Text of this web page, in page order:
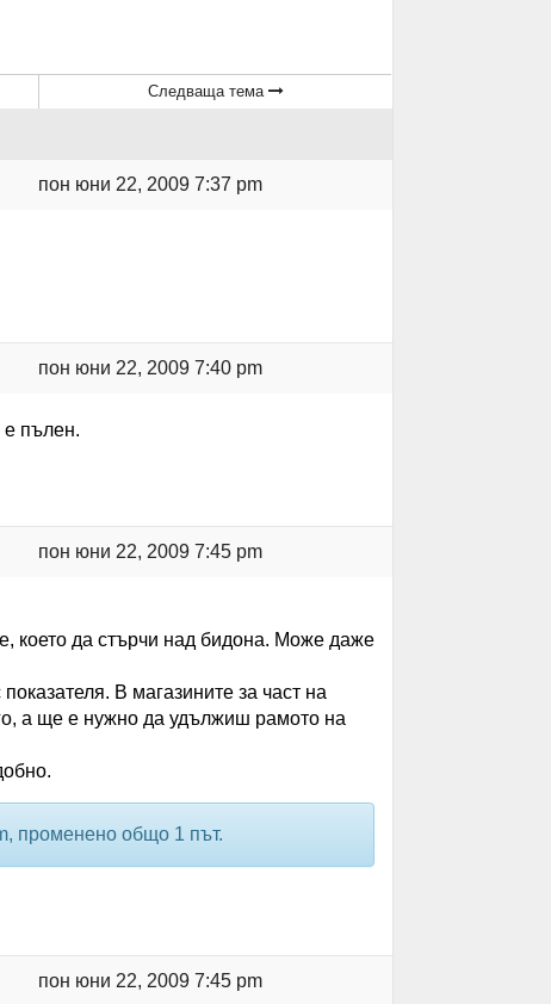
Следваща тема
пон юни 22, 2009 7:37 pm
пон юни 22, 2009 7:40 pm
е пълен.
пон юни 22, 2009 7:45 pm
което да стърчи над бидона. Може даже
В магазините за част на
а ще е нужно да удължиш рамото на
променено общо 1 път.
пон юни 22, 2009 7:45 pm